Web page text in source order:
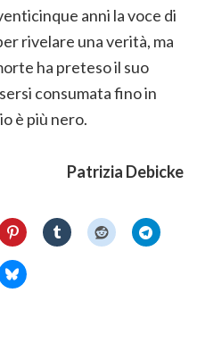
anni la voce di
rivelare una verità, ma
ha preteso il suo
consumata fino in
è più nero.
Patrizia Debicke